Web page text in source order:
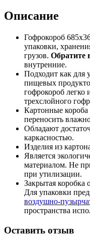
Описание
Гофрокороб
упаковки,
грузов. Обратите
внутренние.
Подходит как для
пищевых
гофрокороб легко
трехслойного
Картонные
переносить
Обладают
каркасностью.
Изделия из
Является
материалом. Не
при утилизации.
Закрытая коробка
Для упаковки
воздушно-
пространства
Оставить отзыв